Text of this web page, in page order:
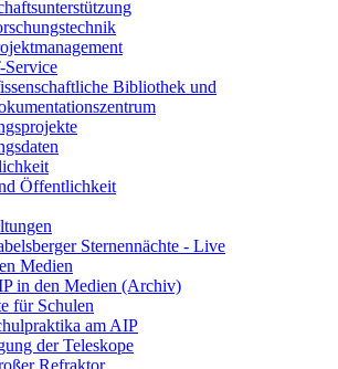
Service
Bibliothek und
Öffentlichkeit
Sternennächte - Live
Medien
in den Medien (Archiv)
für Schulen
am AIP
der Teleskope
Refraktor